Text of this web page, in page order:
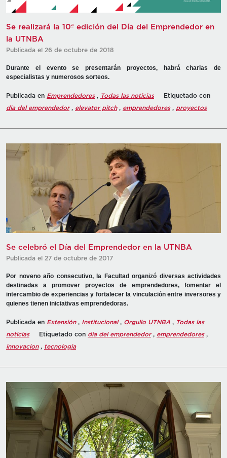
Se realizará la 10ª edición del Día del Emprendedor en
la UTNBA
Publicada el 26 de octubre de 2018
Durante el evento se presentarán proyectos, habrá charlas de
especialistas y numerosos sorteos.
Publicada en Emprendedores, Todas las noticias
Etiquetado con
dia del emprendedor, elevator pitch, emprendedores, proyectos
Se celebró el Día del Emprendedor en la UTNBA
Publicada el 27 de octubre de 2017
Por noveno año consecutivo, la Facultad organizó diversas actividades
destinadas a promover proyectos de emprendedores, fomentar el
intercambio de experiencias y fortalecer la vinculación entre inversores y
quienes tienen iniciativas emprendedoras.
Publicada en Extensión, Institucional, Orgullo UTNBA , Todas las
noticias
Etiquetado con dia del emprendedor, emprendedores,
innovacion, tecnologia